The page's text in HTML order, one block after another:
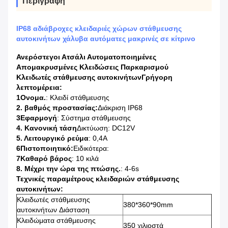
IP68 αδιάβροχες κλειδαριές χώρων στάθμευσης
αυτοκινήτων χάλυβα αυτόματες μακρινές σε κίτρινο
Ανερόστεγοι Ατσάλι Αυτοματοποιημένες
Απομακρυσμένες Κλειδώσεις Παρκαρισμού
Κλειδωτές στάθμευσης αυτοκινήτωνΓρήγορη
λεπτομέρεια:
1Ονομα.: Κλειδί στάθμευσης
2. βαθμός προστασίας:Διάκριση IP68
3Εφαρμογή: Σύστημα στάθμευσης
4. Κανονική τάσηΔικτύωση: DC12V
5. Λειτουργικό ρεύμα: 0,4A
6Πιστοποιητικό:Ειδικότερα:
7Καθαρό βάρος: 10 κιλά
8. Μέχρι την ώρα της πτώσης.: 4-6s
Τεχνικές παραμέτρους κλειδαριών στάθμευσης
αυτοκινήτων:
Κλειδωτές στάθμευσης
αυτοκινήτων Διάσταση
380*360*90mm
Κλειδώματα στάθμευσης
350 χιλιοστά